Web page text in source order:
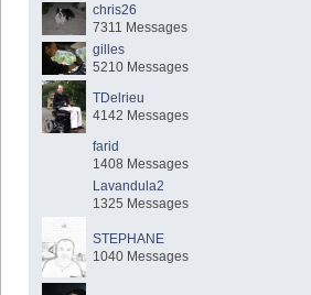
chris26
7311 Messages
gilles
5210 Messages
TDelrieu
4142 Messages
farid
1408 Messages
Lavandula2
1325 Messages
STEPHANE
1040 Messages